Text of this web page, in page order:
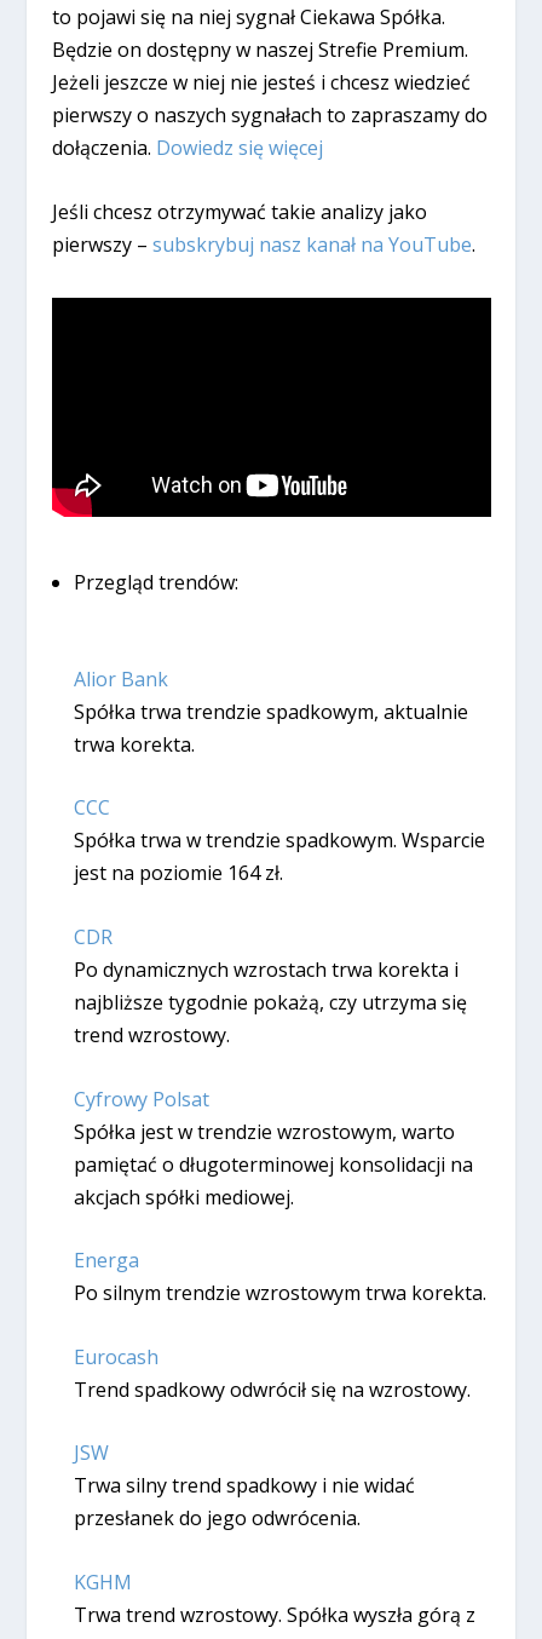
to pojawi się na niej sygnał Ciekawa Spółka.
Będzie on dostępny w naszej Strefie Premium.
Jeżeli jeszcze w niej nie jesteś i chcesz wiedzieć
pierwszy o naszych sygnałach to zapraszamy do
dołączenia. Dowiedz się więcej
Jeśli chcesz otrzymywać takie analizy jako
pierwszy – subskrybuj nasz kanał na YouTube.
Przegląd trendów:
Alior Bank
Spółka trwa trendzie spadkowym, aktualnie
trwa korekta.
CCC
Spółka trwa w trendzie spadkowym. Wsparcie
jest na poziomie 164 zł.
CDR
Po dynamicznych wzrostach trwa korekta i
najbliższe tygodnie pokażą, czy utrzyma się
trend wzrostowy.
Cyfrowy Polsat
Spółka jest w trendzie wzrostowym, warto
pamiętać o długoterminowej konsolidacji na
akcjach spółki mediowej.
Energa
Po silnym trendzie wzrostowym trwa korekta.
Eurocash
Trend spadkowy odwrócił się na wzrostowy.
JSW
Trwa silny trend spadkowy i nie widać
przesłanek do jego odwrócenia.
KGHM
Trwa trend wzrostowy. Spółka wyszła górą z